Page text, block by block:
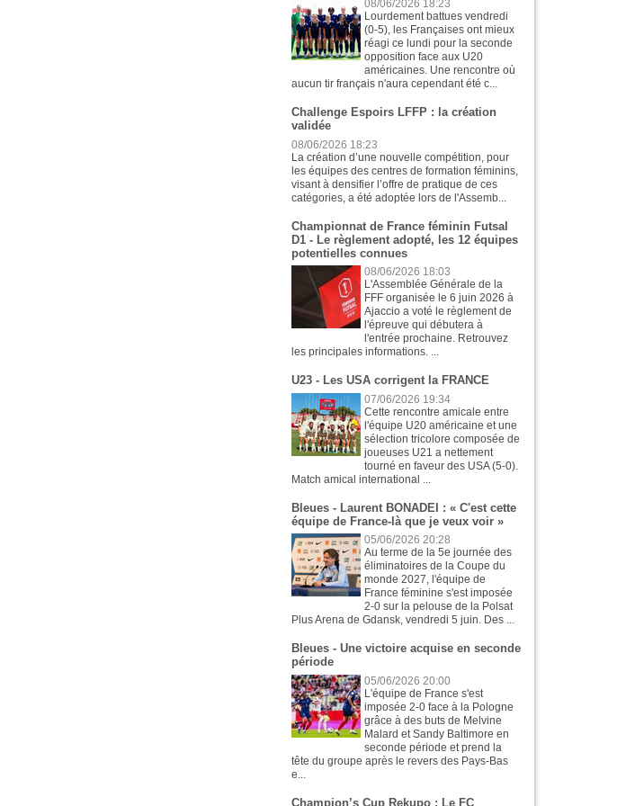
08/06/2026 18:23
Lourdement battues vendredi
(0-5), les Françaises ont mieux
réagi ce lundi pour la seconde
opposition face aux U20
américaines. Une rencontre où
aucun tir français n'aura cependant été c...
Challenge Espoirs LFFP : la création
validée
08/06/2026 18:23
La création d’une nouvelle compétition, pour
les équipes des centres de formation féminins,
visant à densifier l’offre de pratique de ces
catégories, a été adoptée lors de l'Assemb...
Championnat de France féminin Futsal
D1 - Le règlement adopté, les 12 équipes
potentielles connues
08/06/2026 18:03
L'Assemblée Générale de la
FFF organisée le 6 juin 2026 à
Ajaccio a voté le règlement de
l'épreuve qui débutera à
l'entrée prochaine. Retrouvez
les principales informations. ...
U23 - Les USA corrigent la FRANCE
07/06/2026 19:34
Cette rencontre amicale entre
l'équipe U20 américaine et une
sélection tricolore composée de
joueuses U21 a nettement
tourné en faveur des USA (5-0).
Match amical international ...
Bleues - Laurent BONADEI : « C'est cette
équipe de France-là que je veux voir »
05/06/2026 20:28
Au terme de la 5e journée des
éliminatoires de la Coupe du
monde 2027, l'équipe de
France féminine s'est imposée
2-0 sur la pelouse de la Polsat
Plus Arena de Gdansk, vendredi 5 juin. Des ...
Bleues - Une victoire acquise en seconde
période
05/06/2026 20:00
L'équipe de France s'est
imposée 2-0 face à la Pologne
grâce à des buts de Melvine
Malard et Sandy Baltimore en
seconde période et prend la
tête du groupe après le revers des Pays-Bas
e...
Champion’s Cup Rekupo : Le FC